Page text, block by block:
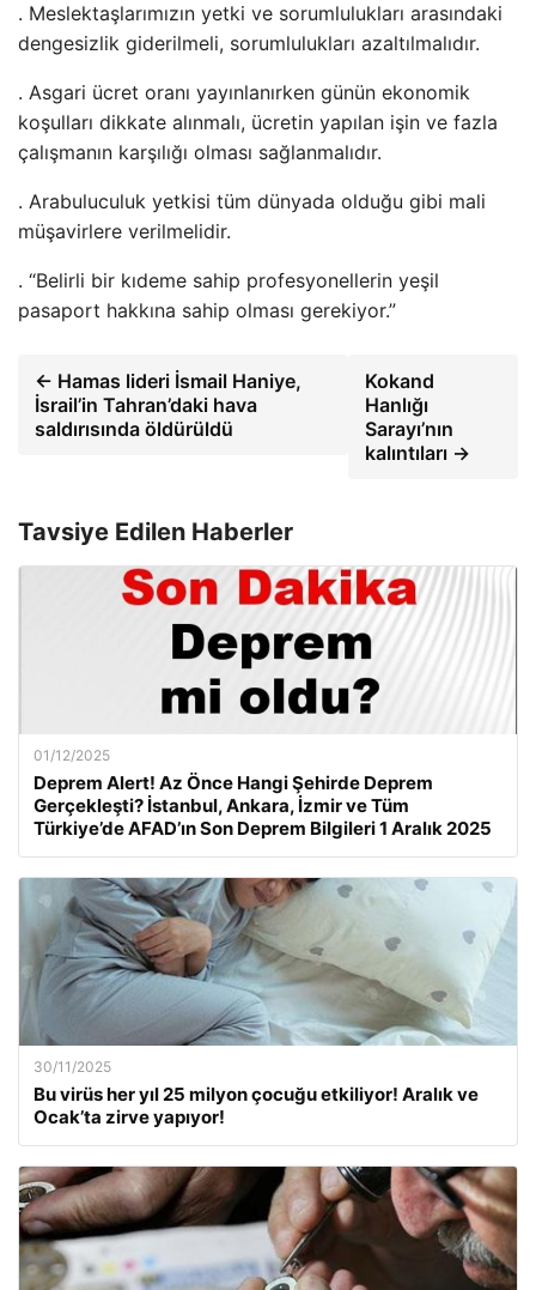
. Meslektaşlarımızın yetki ve sorumlulukları arasındaki
dengesizlik giderilmeli, sorumlulukları azaltılmalıdır.
. Asgari ücret oranı yayınlanırken günün ekonomik
koşulları dikkate alınmalı, ücretin yapılan işin ve fazla
çalışmanın karşılığı olması sağlanmalıdır.
. Arabuluculuk yetkisi tüm dünyada olduğu gibi mali
müşavirlere verilmelidir.
. “Belirli bir kıdeme sahip profesyonellerin yeşil
pasaport hakkına sahip olması gerekiyor.”
← Hamas lideri İsmail Haniye,
İsrail’in Tahran’daki hava
saldırısında öldürüldü
Kokand
Hanlığı
Sarayı’nın
kalıntıları →
Tavsiye Edilen Haberler
01/12/2025
Deprem Alert! Az Önce Hangi Şehirde Deprem
Gerçekleşti? İstanbul, Ankara, İzmir ve Tüm
Türkiye’de AFAD’ın Son Deprem Bilgileri 1 Aralık 2025
30/11/2025
Bu virüs her yıl 25 milyon çocuğu etkiliyor! Aralık ve
Ocak’ta zirve yapıyor!